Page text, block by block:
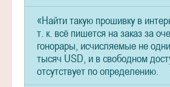
«Найти такую прошивку в
т. к. всё пишется на заказ за
гонорары, исчисляемые не
тысяч USD, и в свободном
отсутствует по определению.